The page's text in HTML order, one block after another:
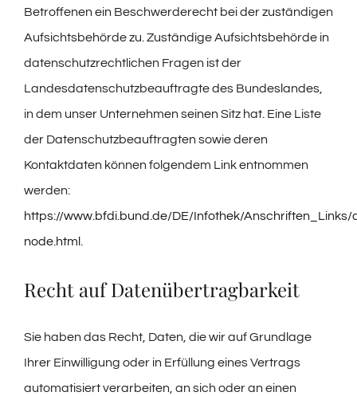
Betroffenen ein Beschwerderecht bei der zuständigen
Aufsichtsbehörde zu. Zuständige Aufsichtsbehörde in
datenschutzrechtlichen Fragen ist der
Landesdatenschutzbeauftragte des Bundeslandes,
in dem unser Unternehmen seinen Sitz hat. Eine Liste
der Datenschutzbeauftragten sowie deren
Kontaktdaten können folgendem Link entnommen
werden:
https://www.bfdi.bund.de/DE/Infothek/
node.html
Recht auf Datenübertragbarkeit
Sie haben das Recht, Daten, die wir auf Grundlage
Ihrer Einwilligung oder in Erfüllung eines Vertrags
automatisiert verarbeiten, an sich oder an einen